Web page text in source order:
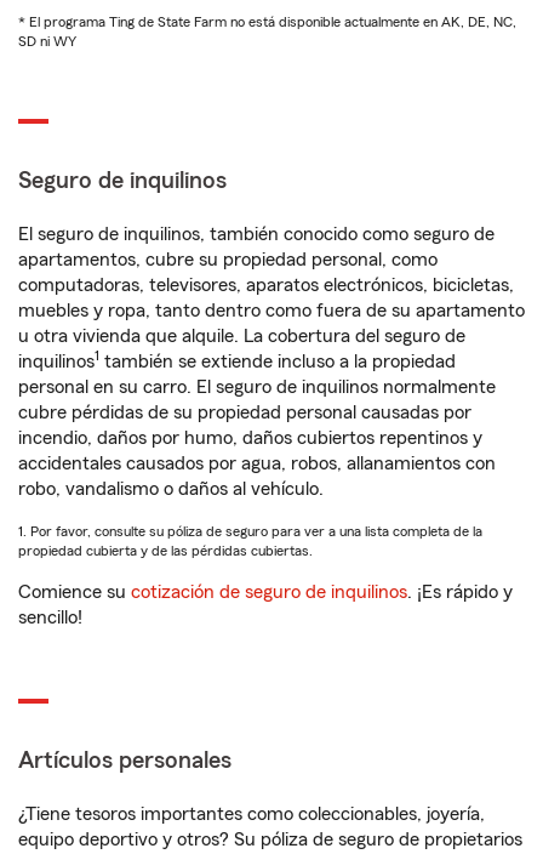
* El programa Ting de State Farm no está disponible actualmente en AK, DE, NC,
SD ni WY
Seguro de inquilinos
El seguro de inquilinos, también conocido como seguro de
apartamentos, cubre su propiedad personal, como
computadoras, televisores, aparatos electrónicos, bicicletas,
muebles y ropa, tanto dentro como fuera de su apartamento
u otra vivienda que alquile. La cobertura del seguro de
inquilinos1 también se extiende incluso a la propiedad
personal en su carro. El seguro de inquilinos normalmente
cubre pérdidas de su propiedad personal causadas por
incendio, daños por humo, daños cubiertos repentinos y
accidentales causados por agua, robos, allanamientos con
robo, vandalismo o daños al vehículo.
1. Por favor, consulte su póliza de seguro para ver a una lista completa de la
propiedad cubierta y de las pérdidas cubiertas.
Comience su cotización de seguro de inquilinos. ¡Es rápido y
sencillo!
Artículos personales
¿Tiene tesoros importantes como coleccionables, joyería,
equipo deportivo y otros? Su póliza de seguro de propietarios